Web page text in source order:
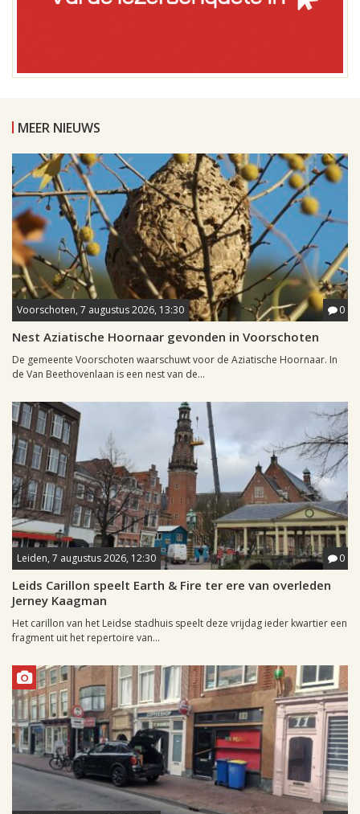
MEER NIEUWS
Voorschoten, 7 augustus 2026, 13:30 0
Nest Aziatische Hoornaar gevonden in Voorschoten
De gemeente Voorschoten waarschuwt voor de Aziatische Hoornaar. In
de Van Beethovenlaan is een nest van de...
Leiden, 7 augustus 2026, 12:30 0
Leids Carillon speelt Earth & Fire ter ere van overleden
Jerney Kaagman
Het carillon van het Leidse stadhuis speelt deze vrijdag ieder kwartier een
fragment uit het repertoire van...